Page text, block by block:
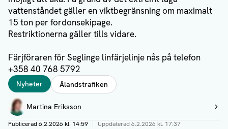
vattenståndet gäller en viktbegränsning om maximalt
15 ton per fordonsekipage.
Restriktionerna gäller tills vidare.
Färjföraren för Seglinge linfärjelinje nås på telefon
+358 40 768 5792
Taggar
Nyheter Ålandstrafiken
Författare
Martina Eriksson
Visa profil
Publicerad6.2.2026 kl. 14:59 | Uppdaterad6.2.2026 kl. 17:37